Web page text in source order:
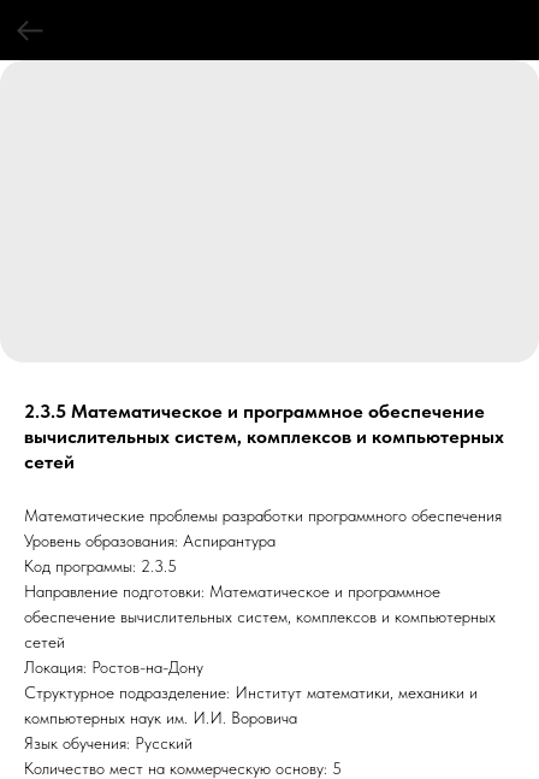
2.3.5 Математическое и программное обеспечение
вычислительных систем, комплексов и компьютерных
сетей
Математические проблемы разработки программного обеспечения
Уровень образования: Аспирантура
Код программы: 2.3.5
Направление подготовки: Математическое и программное
обеспечение вычислительных систем, комплексов и компьютерных
сетей
Локация: Ростов-на-Дону
Структурное подразделение: Институт математики, механики и
компьютерных наук им. И.И. Воровича
Язык обучения: Русский
Количество мест на коммерческую основу: 5